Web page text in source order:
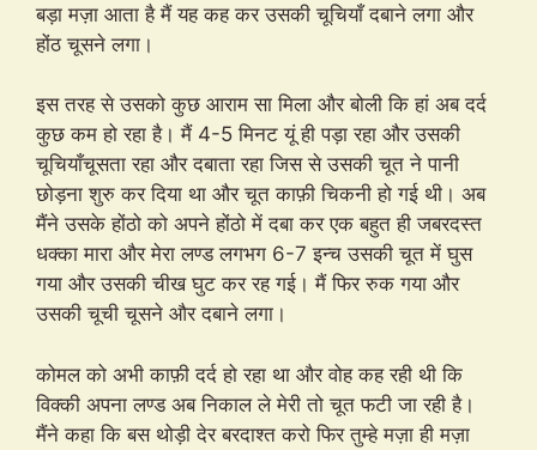
बड़ा मज़ा आता है मैं यह कह कर उसकी चूचियाँ दबाने लगा और
होंठ चूसने लगा।
इस तरह से उसको कुछ आराम सा मिला और बोली कि हां अब दर्द
कुछ कम हो रहा है। मैं 4-5 मिनट यूं ही पड़ा रहा और उसकी
चूचियाँचूसता रहा और दबाता रहा जिस से उसकी चूत ने पानी
छोड़ना शुरु कर दिया था और चूत काफ़ी चिकनी हो गई थी। अब
मैंने उसके होंठो को अपने होंठो में दबा कर एक बहुत ही जबरदस्त
धक्का मारा और मेरा लण्ड लगभग 6-7 इन्च उसकी चूत में घुस
गया और उसकी चीख घुट कर रह गई। मैं फिर रुक गया और
उसकी चूची चूसने और दबाने लगा।
कोमल को अभी काफ़ी दर्द हो रहा था और वोह कह रही थी कि
विक्की अपना लण्ड अब निकाल ले मेरी तो चूत फटी जा रही है।
मैंने कहा कि बस थोड़ी देर बरदाश्त करो फिर तुम्हे मज़ा ही मज़ा